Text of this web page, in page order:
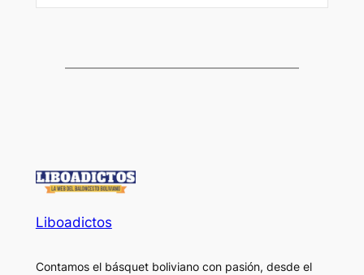
Liboadictos
Contamos el básquet boliviano con pasión, desde el